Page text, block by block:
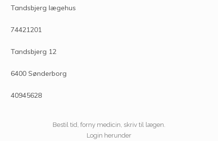
Tandsbjerg lægehus
74421201
Tandsbjerg 12
6400 Sønderborg
40945628
Bestil tid, forny medicin, skriv til lægen.
Login herunder